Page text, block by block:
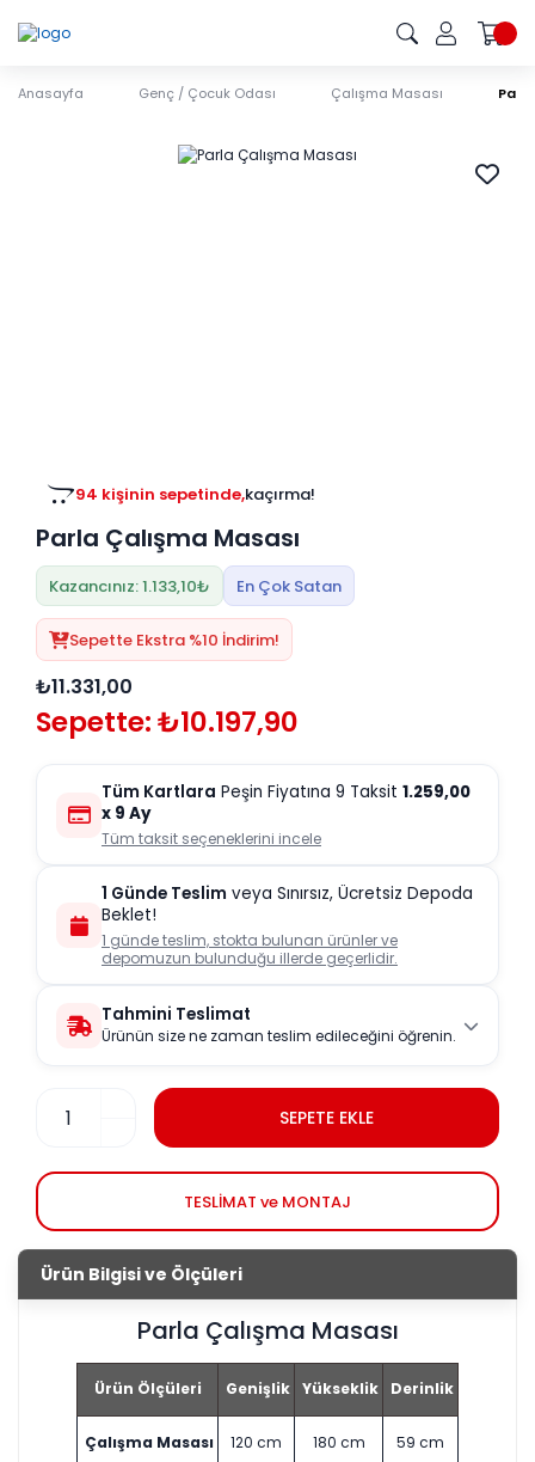
Anasayfa Genç / Çocuk Odası Çalışma Masası
94 kişinin sepetinde,kaçırma!
Parla Çalışma Masası
Kazancınız: 1.133,10₺ En Çok Satan
Sepette Ekstra %10 İndirim!
₺11.331,00
Sepette: ₺10.197,90
Tüm Kartlara Peşin Fiyatına 9 Taksit 1.259,00
x 9 Ay
Tüm taksit seçeneklerini incele
1 Günde Teslim veya Sınırsız, Ücretsiz Depoda
Beklet!
1 günde teslim, stokta bulunan ürünler ve
depomuzun bulunduğu illerde geçerlidir.
Tahmini Teslimat
Ürünün size ne zaman teslim edileceğini öğrenin.
SEPETE EKLE
TESLİMAT ve MONTAJ
Ürün Bilgisi ve Ölçüleri
Parla Çalışma Masası
Ürün Ölçüleri Genişlik Yükseklik Derinlik
Çalışma Masası 120 cm 180 cm 59 cm